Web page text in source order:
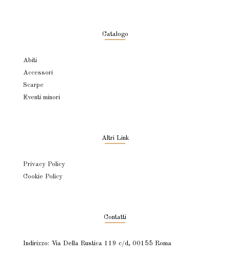
Catalogo
Abiti
Accessori
Scarpe
Eventi minori
Altri Link
Privacy Policy
Cookie Policy
Contatti
Indirizzo: Via Della Rustica 119 c/d, 00155 Roma